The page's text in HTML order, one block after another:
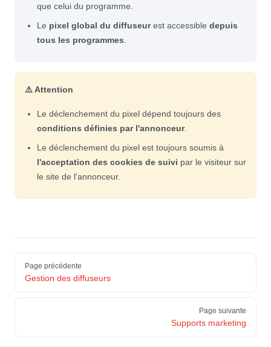
que celui du programme.
Le pixel global du diffuseurest accessible depuis
tous les programmes
⚠️ Attention
Le déclenchement du pixel dépend toujours des
conditions définies par l'annonceur.
Le déclenchement du pixel est toujours soumis à
l'acceptation des cookies de suivi par le visiteur sur
le site de l'annonceur.
Page précédente
Gestion des diffuseurs
Page suivante
Supports marketing